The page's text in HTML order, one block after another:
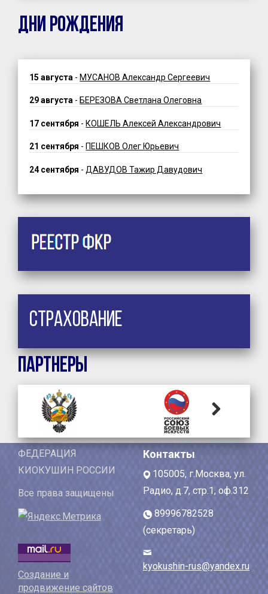
ДНИ РОЖДЕНИЯ
15 августа - МУСАНОВ Александр Сергеевич
29 августа - БЕРЕЗОВА Светлана Олеговна
17 сентября - КОШЕЛЬ Алексей Александрович
21 сентября - ПЕШКОВ Олег Юрьевич
24 сентября - ДАВУДОВ Тажир Давудович
Страхование
Партнеры
ФЕДЕРАЦИЯ
КИОКУШИН РОССИИ
Все права защищены
Создание и
продвижение сайтов
Контакты
105005, г.Москва, ул.
Радио, д.7, стр.1, оф.312
89996782528
(секретарь)
kyokushin-rus@yandex.ru